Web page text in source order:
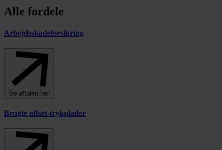
Alle fordele
Arbejdsskadeforsikring
Se aftalen her
Brugte offset-trykplader